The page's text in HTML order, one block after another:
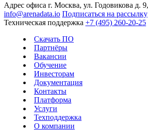
Адрес офиса г. Москва, ул. Годовикова д.
info@arenadata.io Подписаться на рассылку
Техническая поддержка +7 (495) 260-20-25
Скачать ПО
Партнёры
Вакансии
Обучение
Инвесторам
Документация
Контакты
Платформа
Услуги
Техподдержка
О компании